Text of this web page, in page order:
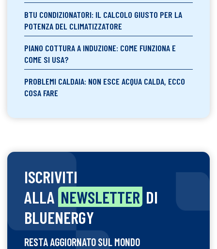
BTU CONDIZIONATORI: IL CALCOLO GIUSTO PER LA
POTENZA DEL CLIMATIZZATORE
PIANO COTTURA A INDUZIONE: COME FUNZIONA E
COME SI USA?
PROBLEMI CALDAIA: NON ESCE ACQUA CALDA, ECCO
COSA FARE
ISCRIVITI
ALLA NEWSLETTER DI
BLUENERGY
RESTA AGGIORNATO SUL MONDO